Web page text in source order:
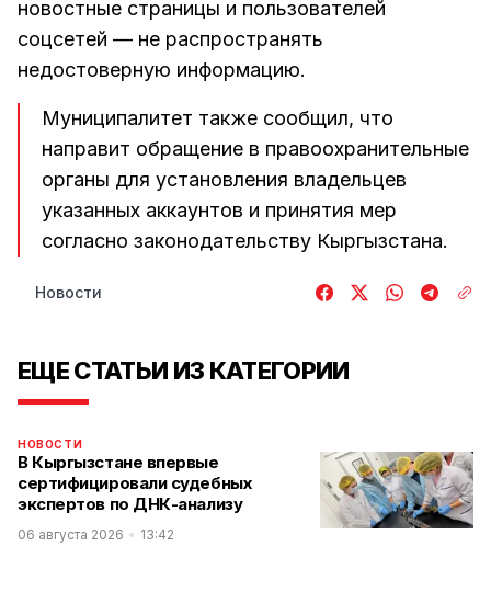
новостные страницы и пользователей
соцсетей — не распространять
недостоверную информацию.
Муниципалитет также сообщил, что
направит обращение в правоохранительные
органы для установления владельцев
указанных аккаунтов и принятия мер
согласно законодательству Кыргызстана.
Новости
ЕЩЕ СТАТЬИ ИЗ КАТЕГОРИИ
НОВОСТИ
В Кыргызстане впервые
сертифицировали судебных
экспертов по ДНК-анализу
06 августа 2026 13:42